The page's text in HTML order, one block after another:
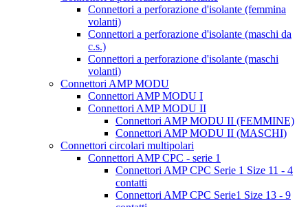
Connettori a perforazione d'isolante (femmina
volanti)
Connettori a perforazione d'isolante (maschi da
c.s.)
Connettori a perforazione d'isolante (maschi
volanti)
Connettori AMP MODU
Connettori AMP MODU I
Connettori AMP MODU II
Connettori AMP MODU II (FEMMINE)
Connettori AMP MODU II (MASCHI)
Connettori circolari multipolari
Connettori AMP CPC - serie 1
Connettori AMP CPC Serie 1 Size 11 - 4
contatti
Connettori AMP CPC Serie1 Size 13 - 9